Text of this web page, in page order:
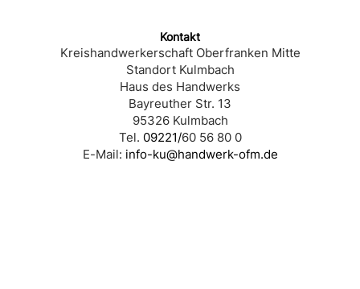
Kontakt
Kreishandwerkerschaft Oberfranken Mitte
Standort Kulmbach
Haus des Handwerks
Bayreuther Str. 13
95326 Kulmbach
Tel. 09221/60 56 80 0
E-Mail: info-ku@handwerk-ofm.de